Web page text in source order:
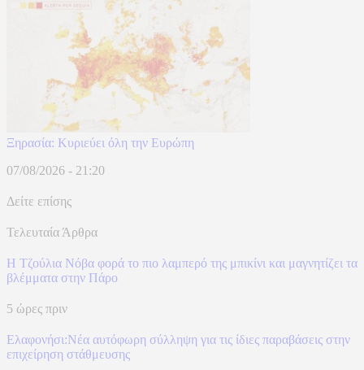
Ξηρασία: Κυριεύει όλη την Ευρώπη
07/08/2026 - 21:20
Δείτε επίσης
Τελευταία Άρθρα
Η Τζούλια Νόβα φορά το πιο λαμπερό της μπικίνι και μαγνητίζει τα
βλέμματα στην Πάρο
5 ώρες πριν
Ελαφονήσι:Νέα αυτόφωρη σύλληψη για τις ίδιες παραβάσεις στην
επιχείρηση στάθμευσης